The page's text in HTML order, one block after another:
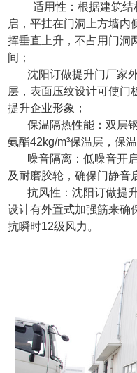
适用性：根据建筑
启，平挂在门洞上方墙内
挥垂直上升，不占用门洞
间；
沈阳订做提升门厂家
层，表面压纹设计可使门
提升企业形象；
保温隔热性能：双层
氨酯42kg/m³保温层，保
噪音隔离：低噪音开
及耐磨胶轮，确保门静音
抗风性：沈阳订做提
设计有外置式加强筋来确
抗瞬时12级风力。